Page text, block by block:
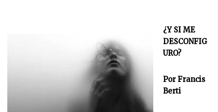
¿Y SI ME
DESCONFIG
URO?
Por Francis
Berti